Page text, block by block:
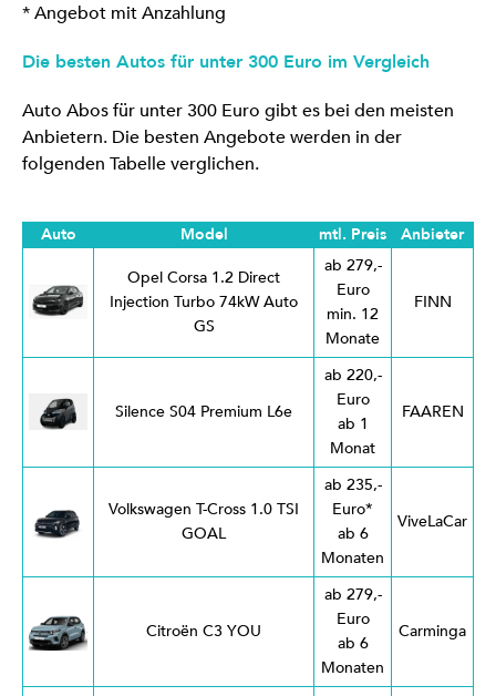
* Angebot mit Anzahlung
Die besten Autos für unter 300 Euro im Vergleich
Auto Abos für unter 300 Euro gibt es bei den meisten
Anbietern. Die besten Angebote werden in der
folgenden Tabelle verglichen.
Auto Model mtl. Preis Anbieter
Opel Corsa 1.2 Direct
Injection Turbo 74kW Auto
GS
ab 279,-
Euro
min. 12
Monate
FINN
Silence S04 Premium L6e
ab 220,-
Euro
ab 1
Monat
FAAREN
Volkswagen T-Cross 1.0 TSI
GOAL
ab 235,-
Euro*
ab 6
Monaten
ViveLaCar
Citroën C3 YOU
ab 279,-
Euro
ab 6
Monaten
Carminga